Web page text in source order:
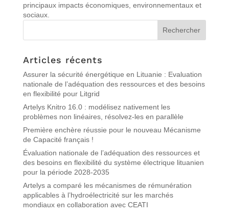
principaux impacts économiques, environnementaux et
sociaux.
Articles récents
Assurer la sécurité énergétique en Lituanie : Evaluation
nationale de l’adéquation des ressources et des besoins
en flexibilité pour Litgrid
Artelys Knitro 16.0 : modélisez nativement les
problèmes non linéaires, résolvez-les en parallèle
Première enchère réussie pour le nouveau Mécanisme
de Capacité français !
Évaluation nationale de l’adéquation des ressources et
des besoins en flexibilité du système électrique lituanien
pour la période 2028-2035
Artelys a comparé les mécanismes de rémunération
applicables à l’hydroélectricité sur les marchés
mondiaux en collaboration avec CEATI